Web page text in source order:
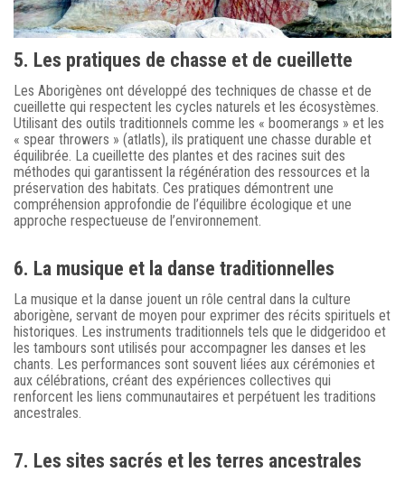
5. Les pratiques de chasse et de cueillette
Les Aborigènes ont développé des techniques de chasse et de
cueillette qui respectent les cycles naturels et les écosystèmes.
Utilisant des outils traditionnels comme les « boomerangs » et les
« spear throwers » (atlatls), ils pratiquent une chasse durable et
équilibrée. La cueillette des plantes et des racines suit des
méthodes qui garantissent la régénération des ressources et la
préservation des habitats. Ces pratiques démontrent une
compréhension approfondie de l’équilibre écologique et une
approche respectueuse de l’environnement.
6. La musique et la danse traditionnelles
La musique et la danse jouent un rôle central dans la culture
aborigène, servant de moyen pour exprimer des récits spirituels et
historiques. Les instruments traditionnels tels que le didgeridoo et
les tambours sont utilisés pour accompagner les danses et les
chants. Les performances sont souvent liées aux cérémonies et
aux célébrations, créant des expériences collectives qui
renforcent les liens communautaires et perpétuent les traditions
ancestrales.
7. Les sites sacrés et les terres ancestrales